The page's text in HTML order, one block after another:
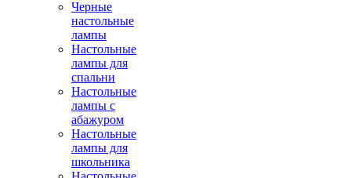
Черные
настольные
лампы
Настольные
лампы для
спальни
Настольные
лампы с
абажуром
Настольные
лампы для
школьника